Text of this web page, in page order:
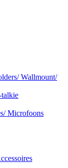
Wallmount/
talkie
Microfoons